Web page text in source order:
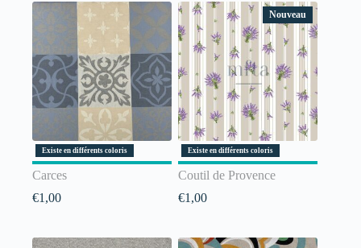
Existe en différents coloris
Carces
€1,00
Nouveau
Existe en différents coloris
Coutil de Provence
€1,00